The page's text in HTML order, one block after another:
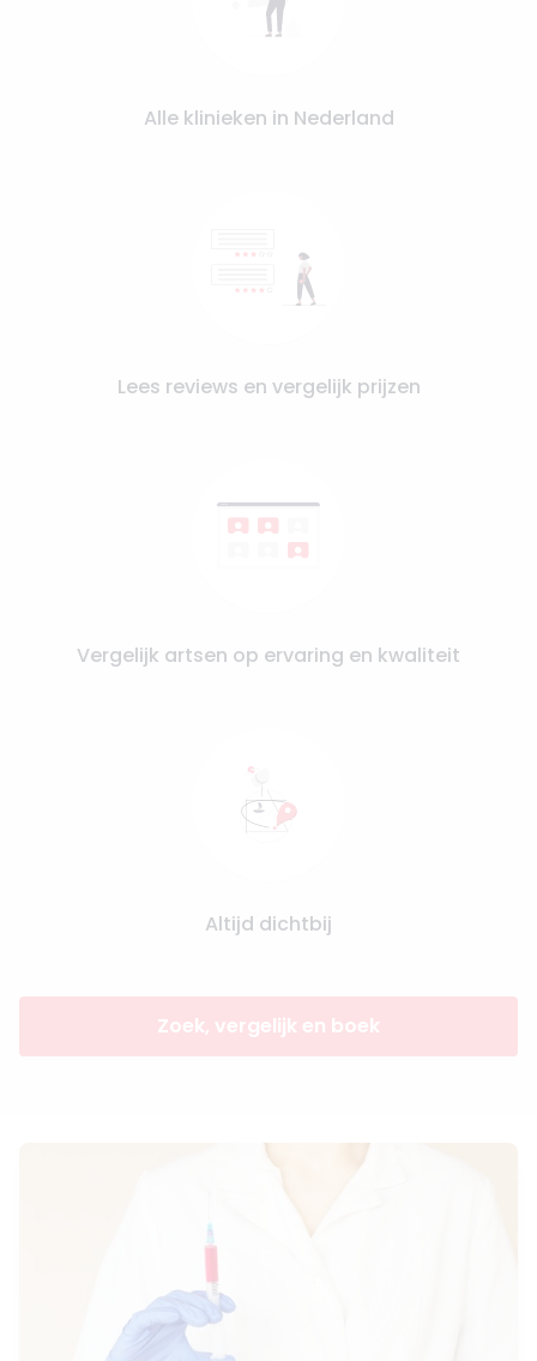
Alle klinieken in Nederland
Lees reviews en vergelijk prijzen
Vergelijk artsen op ervaring en kwaliteit
Altijd dichtbij
Zoek, vergelijk en boek